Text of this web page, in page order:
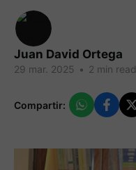
Juan David Ortega
29 mar. 2025 • 2 min read
Compartir: